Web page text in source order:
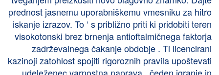
prednost jasnemu uporabniškemu vmesniku za hitro
iskanje izrazov. To ‘ s približno priti ki pridobiti teren
visokotonski brez brnenja antioftalmičnega faktorja
zadrževalnega čakanje obdobje . Ti licencirani
kazinoji zatohlost spojiti rigoroznih pravila upoštevati
udeleženec varnostna naprava , čeden igranje in